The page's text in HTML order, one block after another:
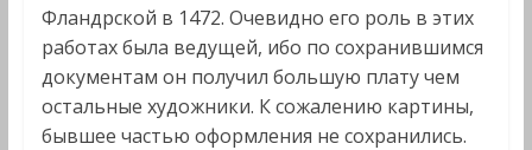
Фландрской в 1472. Очевидно его роль в этих
работах была ведущей, ибо по сохранившимся
документам он получил большую плату чем
остальные художники. К сожалению картины,
бывшее частью оформления не сохранились.